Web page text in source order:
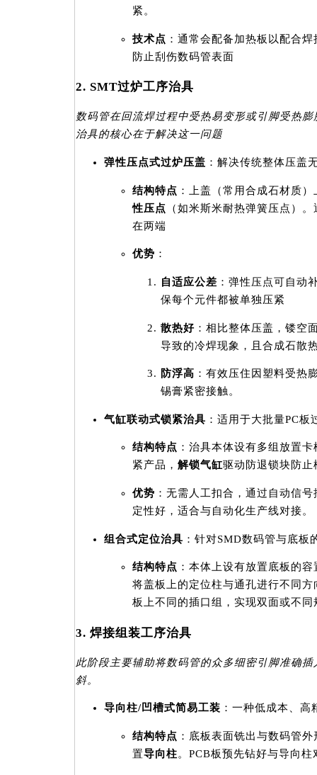
紧。
技术点 ：通常会配备加热板以配合
防止刮伤数码管表面
2. SMT过炉工序治具
数码管在回流焊过程中受热易变形或引脚受热
治具的核心在于解决这一问题
弹性压点式过炉压盖 ：解决传统整体压盖
结构特点 ：上盖（常用合成石材质
性压点 （如米斯米耐热弹簧压点）
在两端
优势 ：
自适应公差 ：弹性压点可自动
保每个元件都被单独压紧
散热好 ：相比整体压盖，镂空
导致的冷焊现象，且合成石散
防浮高 ：有效压住因塑料受热
锡膏紧密接触。
气缸联动式锁紧治具 ：适用于大批量PC
结构特点 ：治具本体设有多组放置
紧产品， 解锁气缸驱动防退锁块防止
优势 ：无需人工扣合，通过自动信
定性好，适合与自动化生产线对接。
组合式定位治具 ：针对SMD数码管与底板
结构特点 ：本体上设有放置底板的
将盖板上的定位柱与通孔进行不同
板上不同的插口组，实现双面或不同
3. 焊接组装工序治具
此阶段主要辅助将数码管的众多细密引脚准确
斜。
导向柱/凹槽式简易工装 ：一种低成本、
结构特点 ：底板表面铣出与数码管
置导向柱。PCB板预先钻好与导向柱